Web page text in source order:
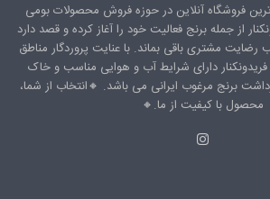
فروشگاه آنلاین در حوزه فروش محصولات بومی
از جمله برنج فعالیت خود را آغاز کرده و قصد دارد
مشتری باقی بماند. با عنایت پروردگار مناطق
دارای شرایط آب و هوایی مناسب و خاک
برنج مرغوب ایرانی می باشد. 🔸️انتخاب از شما،
محصول با کیفیت از ما.🔸️